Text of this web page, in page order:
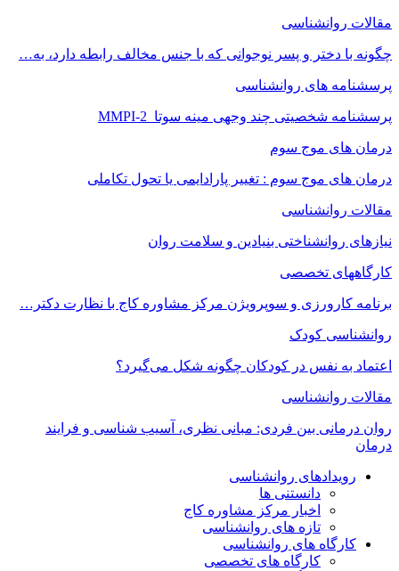
مقالات روانشناسی
چگونه با دختر و پسر نوجوانی که با جنس مخالف رابطه دارد، به…
پرسشنامه های روانشناسی
پرسشنامه شخصیتی چند وجهی مینه سوتا MMPI-2
درمان های موج سوم
درمان های موج سوم : تغییر پارادایمی یا تحول تکاملی
مقالات روانشناسی
نیازهای روانشناختی بنیادین و سلامت روان
کارگاههای تخصصی
برنامه کارورزی و سوپرویژن مرکز مشاوره کاج با نظارت دکتر…
روانشناسی کودک
اعتماد به‌ نفس در کودکان چگونه شکل می‌گیرد؟
مقالات روانشناسی
روان درمانی بین فردی: مبانی نظری، آسیب شناسی و فرایند
درمان
رویدادهای روانشناسی
دانستنی ها
اخبار مرکز مشاوره کاج
تازه های روانشناسی
کارگاه های روانشناسی
کارگاه های تخصصی